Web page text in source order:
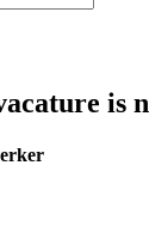
is